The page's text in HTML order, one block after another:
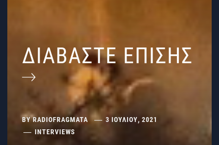
ΔΙΑΒΑΣΤΕ ΕΠΙΣΗΣ
BYRADIOFRAGMATA
3 ΙΟΥΛΊΟΥ, 2021
INTERVIEWS